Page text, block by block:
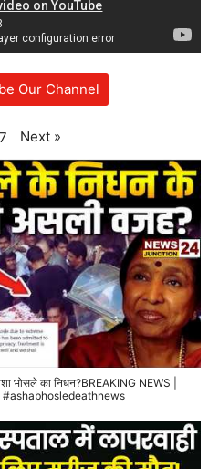
Our Channel
Next »
का निधन?BREAKING NEWS |